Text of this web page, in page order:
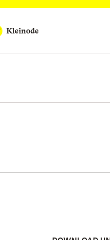
Kleinode